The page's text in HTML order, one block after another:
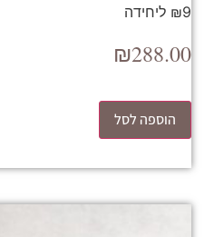
₪9 ליחידה
₪288.00
הוספה לסל